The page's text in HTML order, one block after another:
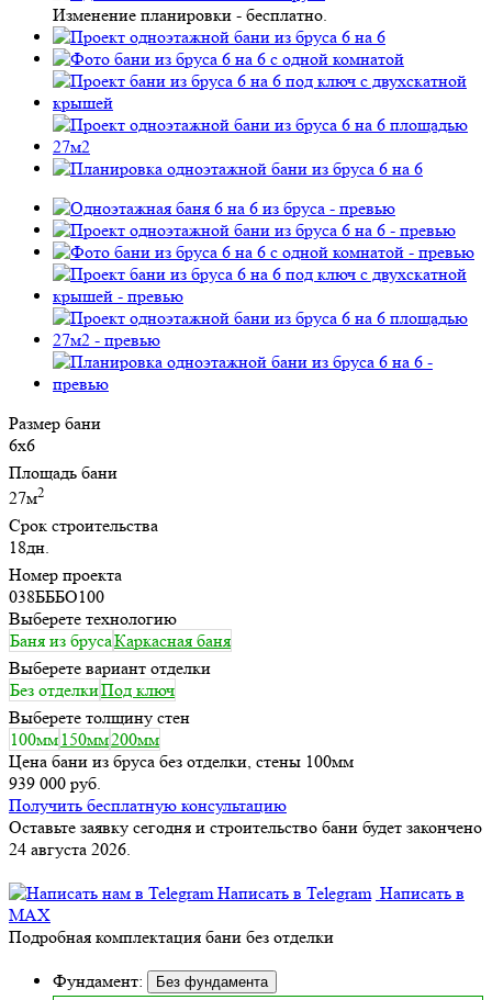
Изменение планировки - бесплатно.
Размер бани
6х6
Площадь бани
27м2
Срок строительства
18дн.
Номер проекта
038БББО100
Выберете технологию
Баня из брусаКаркасная баня
Выберете вариант отделки
Без отделкиПод ключ
Выберете толщину стен
100мм 150мм200мм
Цена бани из бруса без отделки, стены 100мм
939 000 руб.
Получить бесплатную консультацию
Оставьте заявку сегодня и строительство бани будет закончено
24 августа 2026.
Написать в Telegram Написать в
MAX
Подробная комплектация бани без отделки
Фундамент: Без фундамента